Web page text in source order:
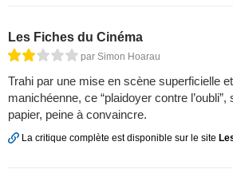
Les Fiches du Cinéma
par Simon Hoarau
Trahi par une mise en scène superficielle
manichéenne, ce “plaidoyer contre
papier, peine à convaincre.
La critique complète est disponible sur le site